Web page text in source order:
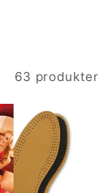
63 produkter